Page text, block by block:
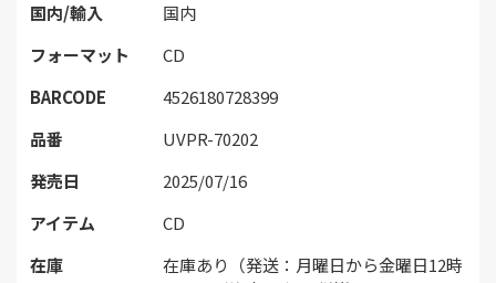
国内/輸入
国内
フォーマット
CD
BARCODE
4526180728399
品番
UVPR-70202
発売日
2025/07/16
アイテム
CD
在庫
在庫あり（発送：月曜日から金曜日12時